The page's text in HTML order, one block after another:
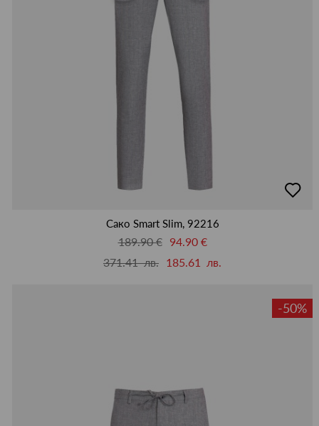
в
Сако Smart Slim, 92216
189.90 €
94.90 €
371.41 лв. 185.61 лв.
-50%